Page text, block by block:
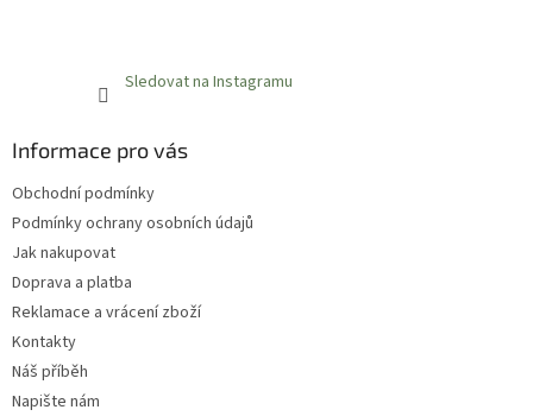
Sledovat na Instagramu
Informace pro vás
Obchodní podmínky
Podmínky ochrany osobních údajů
Jak nakupovat
Doprava a platba
Reklamace a vrácení zboží
Kontakty
Náš příběh
Napište nám